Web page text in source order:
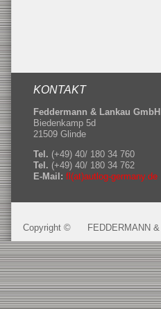
KONTAKT
Feddermann & Lankau GmbH
Biedenkamp 5d
21509 Glinde
Tel. (+49) 40/ 180 34 760
Tel. (+49) 40/ 180 34 762
E-Mail: fl(at)autlog-germany.de
Copyright © FEDDERMANN